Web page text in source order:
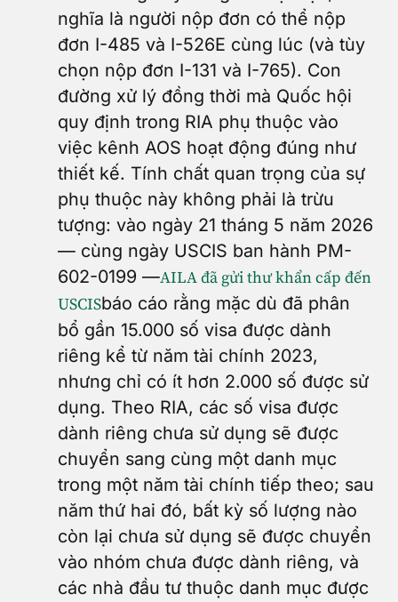
nghĩa là người nộp đơn có thể nộp
đơn I-485 và I-526E cùng lúc (và tùy
chọn nộp đơn I-131 và I-765). Con
đường xử lý đồng thời mà Quốc hội
quy định trong RIA phụ thuộc vào
việc kênh AOS hoạt động đúng như
thiết kế. Tính chất quan trọng của sự
phụ thuộc này không phải là trừu
tượng: vào ngày 21 tháng 5 năm 2026
— cùng ngày USCIS ban hành PM-
602-0199 —AILA đã gửi thư khẩn cấp đến
USCISbáo cáo rằng mặc dù đã phân
bổ gần 15.000 số visa được dành
riêng kể từ năm tài chính 2023,
nhưng chỉ có ít hơn 2.000 số được sử
dụng. Theo RIA, các số visa được
dành riêng chưa sử dụng sẽ được
chuyển sang cùng một danh mục
trong một năm tài chính tiếp theo; sau
năm thứ hai đó, bất kỳ số lượng nào
còn lại chưa sử dụng sẽ được chuyển
vào nhóm chưa được dành riêng, và
các nhà đầu tư thuộc danh mục được